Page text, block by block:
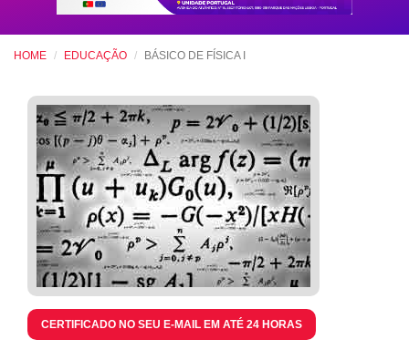
HOME EDUCAÇÃO BÁSICO DE FÍSICA I
CERTIFICADO NO SEU E-MAIL EM ATÉ 24 HORAS